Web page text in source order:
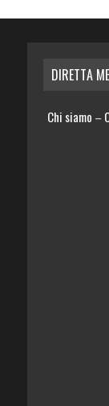
DIRETTA
Chi siamo –